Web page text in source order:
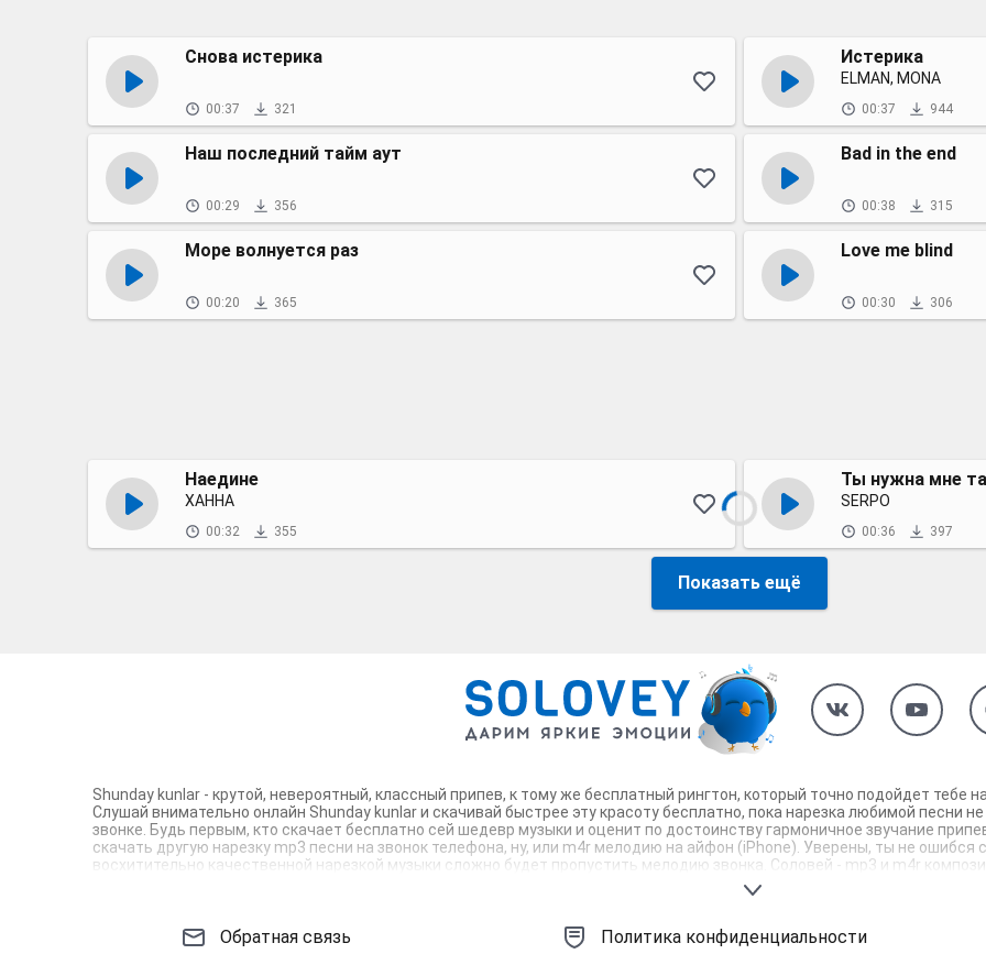
Снова истерика
00:37 321
Истерика
ELMAN, MONA
00:37 944
Наш последний тайм аут
00:29 356
Bad in the end
00:38 315
Море волнуется раз
00:20 365
Love me blind
00:30 306
Наедине
ХАННА
00:32 355
Ты нужна мне
SERPO
00:36 397
Показать ещё
Shunday kunlar - крутой, невероятный, классный припев, к тому же бесплатный рингтон, который точно подойдет тебе
Слушай внимательно онлайн Shunday kunlar и скачивай быстрее эту красоту бесплатно, пока нарезка любимой песни
звонке. Будь первым, кто скачает бесплатно сей шедевр музыки и оценит по достоинству гармоничное звучание
скачать другую нарезку mp3 песни на звонок телефона, ну, или m4r мелодию на айфон (iPhone). Уверены, ты не ошибся
восхитительно качественной нарезкой музыки сложно будет пропустить мелодию звонка. Соловей - mp3 и m4r
Обратная связь Политика конфиденциальности